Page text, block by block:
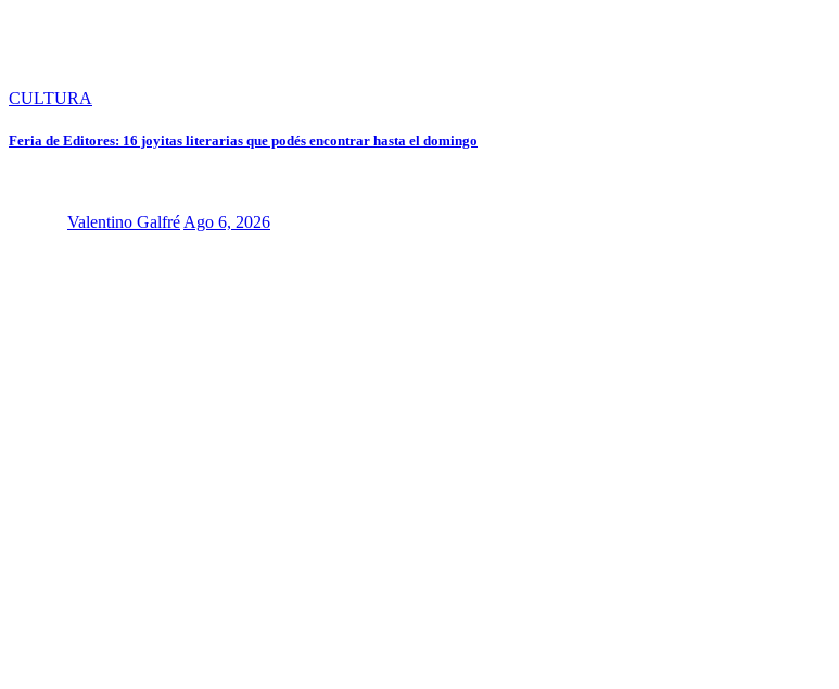
CULTURA
Feria de Editores: 16 joyitas literarias que podés encontrar hasta el domingo
Valentino GalfréAgo 6, 2026